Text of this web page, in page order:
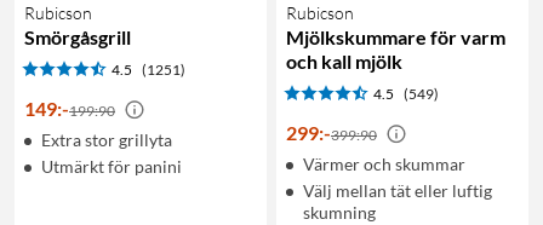
Rubicson
Smörgåsgrill
4.5 (1251)
149:-199:90
Extra stor grillyta
Utmärkt för panini
Rubicson
Mjölkskummare för varm
och kall mjölk
4.5 (549)
299:-399:90
Värmer och skummar
Välj mellan tät eller luftig
skumning